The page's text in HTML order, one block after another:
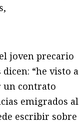
joven precario
“he visto a
un contrato
emigrados al
escribir sobre